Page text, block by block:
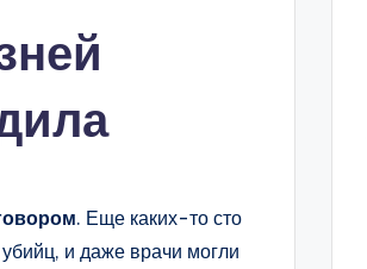
. Еще каких-то сто
и даже врачи могли